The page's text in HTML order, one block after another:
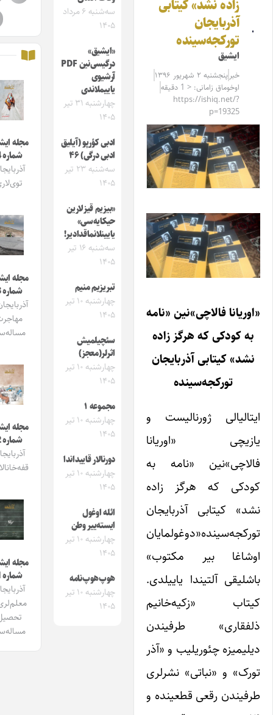
زاده نشد» کیتابی
آذربایجان
تورکجه‌سینده
پنجشنبه ۲ شهریور ۱۳۹۶
اوخوماق زامانی: < 1 دقیقه
https://ishiq.net/?
p=19325
فالاچی»نین «نامه‌
کودکی که هرگز زاده
کیتابی آذربایجان
تورکجه‌سینده
ژورنالیست و
«اوریانا
«نامه‌ به
که هرگز زاده
کیتابی آذربایجان
بیر مکتوب»
آلتیندا یاییلدی.
«زکیه‌خانیم
طرفیندن
چئوریلیب و «آذر
و «نباتی» نشرلری
رقعی قطعینده و
سه‌شنبه ۶ مرداد
«ایشیق»
درگیسی‌نین PDF
آرشیوی
یاییملاندی
چهارشنبه ۳۱ تیر
ادبی کؤرپو (آیلیق
ادبی درگی) ۴۶
سه‌شنبه ۲۳ تیر
«بیزیم قیزلارین
حیکایه‌سی»
یایینلانماقدادیر!
سه‌شنبه ۱۶ تیر
تبریزیم منیم
چهارشنبه ۱۰ تیر
سئچیلمیش
اثرلر(معجز)
چهارشنبه ۱۰ تیر
مجموعه ۱
چهارشنبه ۱۰ تیر
دورنالار قاییداندا
چهارشنبه ۱۰ تیر
ائله اوغول
ایسته‌ییر وطن
چهارشنبه ۱۰ تیر
هوپ‌هوپ‌نامه
چهارشنبه ۱۰ تیر
مجله ایشیق
آذربایجان
توی‌لاری
مجله ایشیق
آذربایجان و
مهاجرت
مساله‌سی
مجله ایشیق
آذربایجان
قفه‌خانالاری
مجله ایشیق
آذربایجان
معلم‌لری و
تحصیل
مساله‌سی